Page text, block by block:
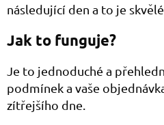
následující den a to je skvělé.
Jak to funguje?
Je to jednoduché a
podmínek a vaše
zítřejšího dne.